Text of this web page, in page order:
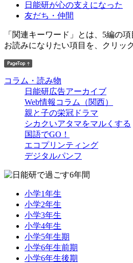
日能研が心の支えになった
友だち・仲間
「関連キーワード」とは、5編の
お読みになりたい項目を、クリッ
コラム・読み物
日能研広告アーカイブ
Web情報コラム（関西）
親と子の栄冠ドラマ
シカクいアタマをマルくする
国語でGO！
エコプリンティング
デジタルパンフ
小学1年生
小学2年生
小学3年生
小学4年生
小学5年生期
小学6年生前期
小学6年生後期